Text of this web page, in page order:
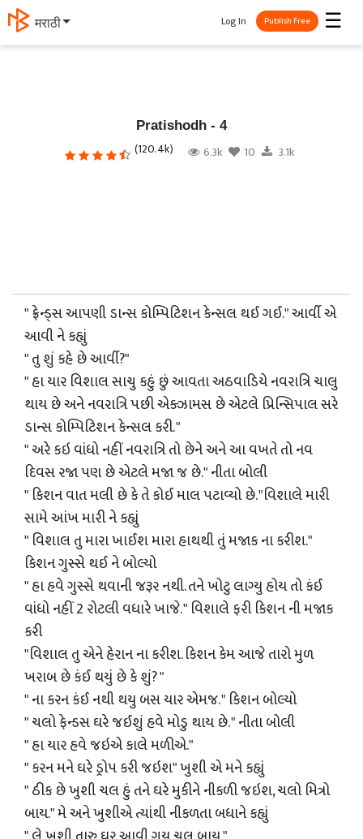
தமிழ் ☰
Log In Publish Free
Pratishodh - 4
(120.4k) 6.3k 10 3.1k
" ફ્રેન્ડ્સ આપણી ડાન્સ કોમ્પિટિશન કેન્સલ થઈ ગઈ." આર્વી એ
આવી ને કહ્યું
" તુ શું કહે છે આર્વી?"
" હા યાર વિશાલ સાચુ કહું છું આવતા અઠવાડિયે નવરાત્રિ ચાલુ
થાય છે અને નવરાત્રિ પછી એક્ઝામસ છે એટલે પ્રિન્સિપાલ સરે
ડાન્સ કોમ્પિટિશન કેન્સલ કરી. "
" અરે કઇ વાંધો નહીં નવરાત્રિ તો છેને અને આ વખતે તો નવ
દિવસ રજા પણ છે એટલે મજા જ છે." નીતા બોલી
" કિશન વાત મલી છે કે તે કોઈ માલ પટાવ્યો છે. "વિશાલે મારી
સામે આંખ મારી ને કહ્યું
" વિશાલ તુ મારા ખાઈશ મારા હાથથી તું મજાક ના કરીશ."
કિશન ગુસ્સે થઈ ને બોલ્યો
" હા હવે ગુસ્સે થવાની જરૂર નથી. તને ખોટુ લાગ્યુ હોય તો કંઈ
વાંધો નહીં 2 રોટલી વધારે ખાજે. " વિશાલે ફરી કિશન ની મજાક
કરી
"વિશાલ તુ એને હેરાન ના કરીશ. કિશન કેમ આજે તારો મુળ
ખરાબ છે કંઈ થયું છે કે શું? "
" ના કરન કંઈ નથી થયુ બસ યાર એમજ. " કિશન બોલ્યો
" ચલો ફેન્ડસ ઘરે જઈશું હવે મોડુ થાય છે. " નીતા બોલી
" હા યાર હવે જઇએ કાલે મળીએ."
" કરન મને ઘરે ડ્રોપ કરી જઇશ" ખુશી એ મને કહ્યું
" ઠીક છે ખુશી ચલ હું તને ઘરે મુકીને નીકળી જઇશ, ચલો મિત્રો
બાય." મે અને ખુશીએ ત્યાંથી નીકળતા બધાને કહ્યું